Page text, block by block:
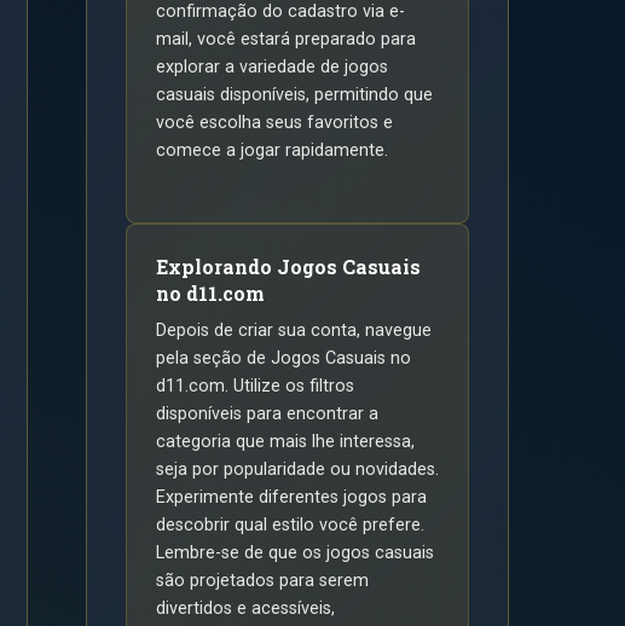
confirmação do cadastro via e-
mail, você estará preparado para
explorar a variedade de jogos
casuais disponíveis, permitindo que
você escolha seus favoritos e
comece a jogar rapidamente.
Explorando Jogos Casuais
no d11.com
Depois de criar sua conta, navegue
pela seção de Jogos Casuais no
d11.com. Utilize os filtros
disponíveis para encontrar a
categoria que mais lhe interessa,
seja por popularidade ou novidades.
Experimente diferentes jogos para
descobrir qual estilo você prefere.
Lembre-se de que os jogos casuais
são projetados para serem
divertidos e acessíveis,